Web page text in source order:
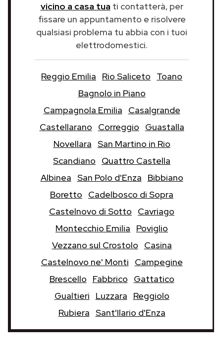
vicino a casa tua ti contatterà, per
fissare un appuntamento e risolvere
qualsiasi problema tu abbia con i tuoi
elettrodomestici.
Reggio Emilia Rio Saliceto
Toano
Bagnolo in Piano
Campagnola Emilia
Casalgrande
Castellarano
Correggio
Guastalla
Novellara San Martino in Rio
Scandiano
Quattro Castella
Albinea San Polo d'Enza
Bibbiano
Boretto
Cadelbosco di Sopra
Castelnovo di Sotto
Cavriago
Montecchio Emilia
Poviglio
Vezzano sul Crostolo
Casina
Castelnovo ne' Monti
Campegine
Brescello
Fabbrico
Gattatico
Gualtieri
Luzzara
Reggiolo
Rubiera Sant'Ilario d'Enza